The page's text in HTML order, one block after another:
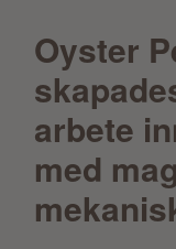
Oyster
arbete
med